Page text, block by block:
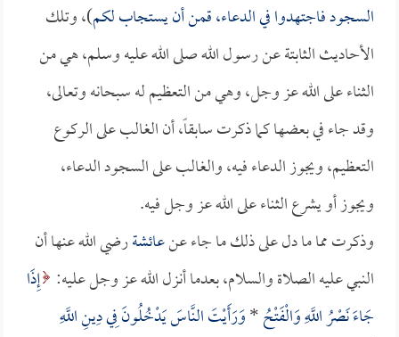
السجود فاجتهدوا في الدعاء، قمن أن يستجاب لكم)، وتلك
الأحاديث الثابتة عن رسول الله صلى الله عليه وسلم، هي من
الثناء على الله عز وجل، وهي من التعظيم له سبحانه وتعالى،
وقد جاء في بعضها كما ذكرت سابقاً، أن الغالب على الركوع
التعظيم، ويجوز الدعاء فيه، والغالب على السجود الدعاء،
ويجوز أو يشرع الثناء على الله عز وجل فيه.
وذكرت مما ما دل على ذلك ما جاء عنعائشةرضي الله عنها أن
النبي عليه الصلاة والسلام، بعدما أنزل الله عز وجل عليه: إِذَا
جَاءَ نَصْرُ اللَّهِ وَالْفَتْحُ*وَرَأَيْتَ النَّاسَ يَدْخُلُونَ فِي دِينِ اللَّهِ